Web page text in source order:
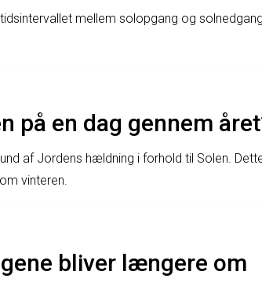
mellem solopgang og
på en dag gennem
af Jordens hældning i forhold til Solen.
vinteren.
bliver længere om